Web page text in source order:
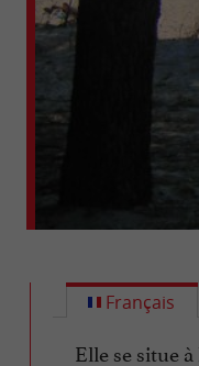
Français
Elle se situe